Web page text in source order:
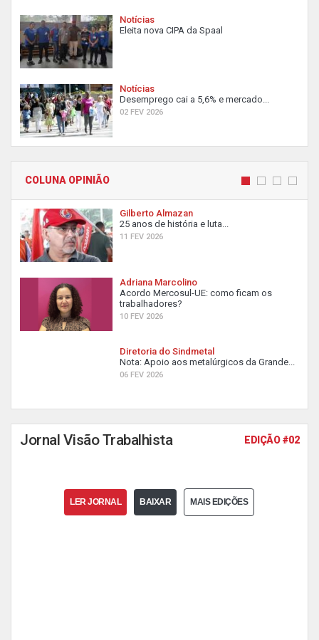
Notícias
Eleita nova CIPA da Spaal
Notícias
Desemprego cai a 5,6% e mercado...
02 FEV 2026
COLUNA OPINIÃO
Gilberto Almazan
25 anos de história e luta...
11 FEV 2026
Adriana Marcolino
Acordo Mercosul-UE: como ficam os
trabalhadores?
10 FEV 2026
Diretoria do Sindmetal
Nota: Apoio aos metalúrgicos da Grande...
06 FEV 2026
Jornal Visão Trabalhista EDIÇÃO #02
LER JORNAL BAIXAR MAIS EDIÇÕES